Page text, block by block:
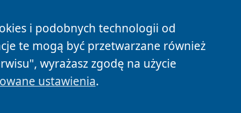
i podobnych technologii od
te mogą być przetwarzane również
wyrażasz zgodę na użycie
ustawienia.